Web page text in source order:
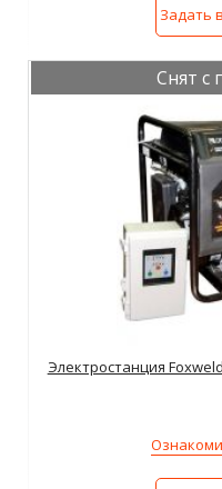
Задать
Снят с
Электростанция